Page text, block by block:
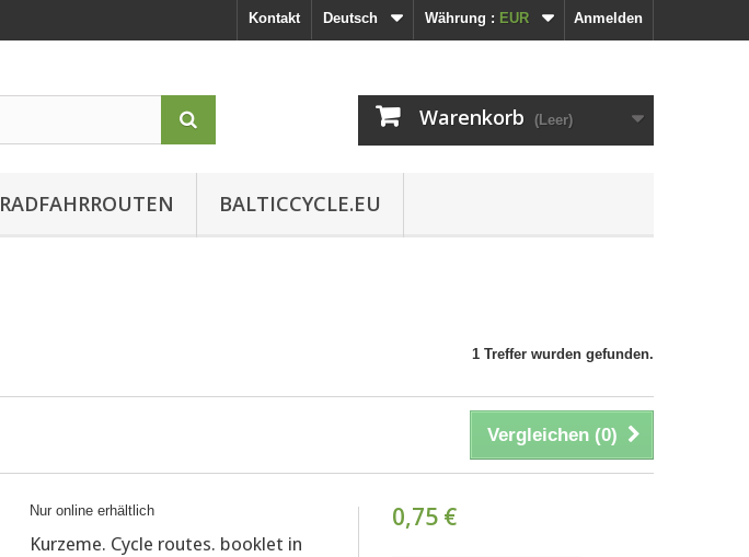
Anmelden
Währung : EUR
Deutsch
Kontakt
Warenkorb (Leer)
RADFAHRROUTEN BALTICCYCLE.EU
1 Treffer wurden gefunden.
Vergleichen (0)
Nur online erhältlich
Kurzeme. Cycle routes. booklet in
0,75 €